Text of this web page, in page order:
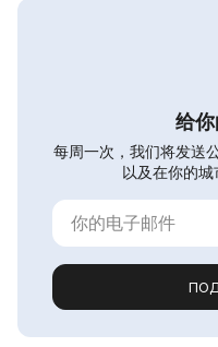
给你
每周一次，我们将发送
以及在你的城